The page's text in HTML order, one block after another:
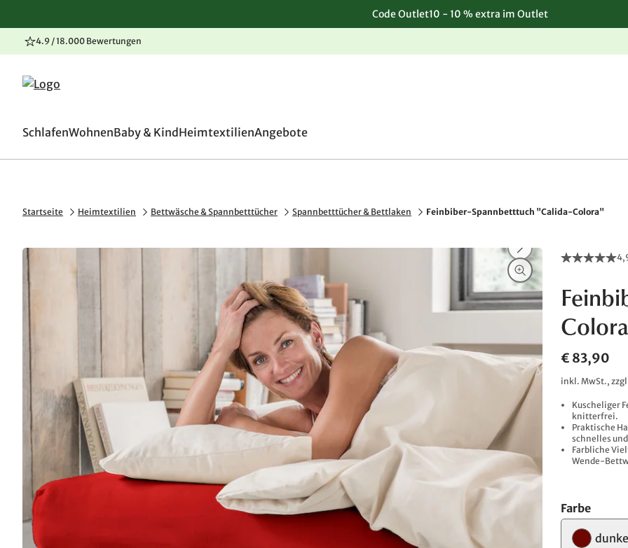
Zum Inhalt springen
Zur Navigation springen
Zum Seitenende springen
Code Outlet10 - 10 % extra im Outlet
4.9 / 18.000 Bewertungen
SchlafenWohnenBaby & Kind HeimtextilienAngebote
Startseite Heimtextilien Bettwäsche & Spannbetttücher Spannbetttücher & Bettlaken Feinbiber-Spannbetttuch "Calida-Colora"
€ 83,90
inkl. MwSt.,
Kuscheliger
knitterfrei.
Praktische
schnelles
Farbliche
Wende-
Farbe